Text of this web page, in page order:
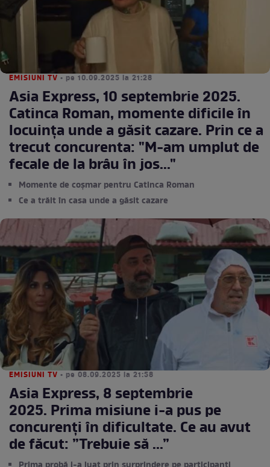
EMISIUNI TV • pe 10.09.2025 la 21:28
Asia Express, 10 septembrie 2025.
Catinca Roman, momente dificile în
locuința unde a găsit cazare. Prin ce a
trecut concurenta: "M-am umplut de
fecale de la brâu în jos..."
Momente de coșmar pentru Catinca Roman
Ce a trăit în casa unde a găsit cazare
EMISIUNI TV • pe 08.09.2025 la 21:58
Asia Express, 8 septembrie
2025. Prima misiune i-a pus pe
concurenți în dificultate. Ce au avut
de făcut: ”Trebuie să ...”